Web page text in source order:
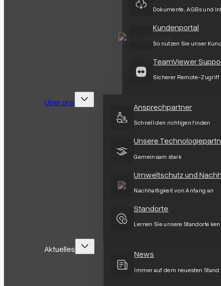
Dokumente, AGBs und
Kundenportal
So nutzen Sie unser
TeamViewer
Sicherer Remote-Zugriff
Über uns Ansprechpartner
Schnell den richtigen finden
Unsere
Gemeinsam stark
Umweltschutz und
Nachhaltigkeit von Anfang an
Standorte
Lernen Sie unsere Standorte
Aktuelles News
Immer auf dem neuesten Stand